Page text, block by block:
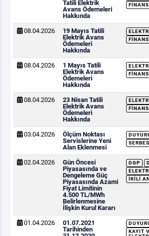
Tatili Elektrik
Avans Ödemeleri
Hakkında
08.04.2026
19 Mayıs Tatili
Elektrik Avans
Ödemeleri
Hakkında
08.04.2026
1 Mayıs Tatili
Elektrik Avans
Ödemeleri
Hakkında
08.04.2026
23 Nisan Tatili
Elektrik Avans
Ödemeleri
Hakkında
03.04.2026
Ölçüm Noktası
Servislerine Yeni
Alan Eklenmesi
02.04.2026
Gün Öncesi
Piyasasında ve
Dengeleme Güç
Piyasasında Azami
Fiyat Limitinin
4.500 TL/MWh
Belirlenmesine
İlişkin Kurul Kararı
DGP
İKILI
01.04.2026
01.07.2021
Tarihinden
KAYIT